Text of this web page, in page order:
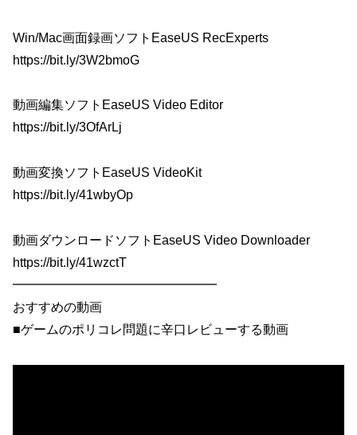
Win/Mac画面録画ソフトEaseUS RecExperts
https://bit.ly/3W2bmoG
動画編集ソフトEaseUS Video Editor
https://bit.ly/3OfArLj
動画変換ソフトEaseUS VideoKit
https://bit.ly/41wbyOp
動画ダウンロードソフトEaseUS Video Downloader
https://bit.ly/41wzctT
━━━━━━━━━━━━━━━━
おすすめの動画
■ゲームのポリコレ問題に辛口レビューする動画